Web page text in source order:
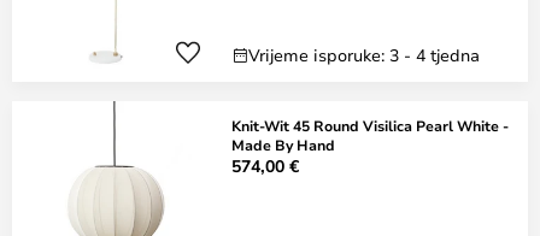
Vrijeme isporuke: 3 - 4 tjedna
Knit-Wit 45 Round Visilica Pearl White -
Made By Hand
574,00 €